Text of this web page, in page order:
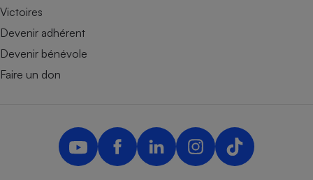
Victoires
Devenir adhérent
Devenir bénévole
Faire un don